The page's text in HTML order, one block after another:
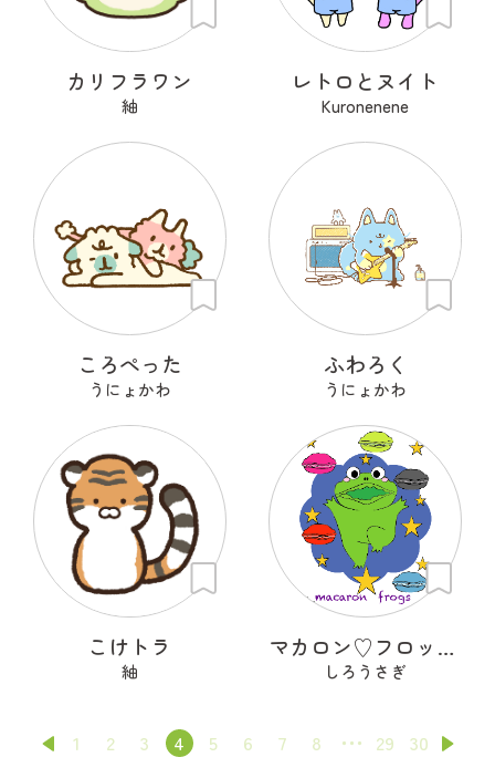
カリフラワン
紬
レトロとヌイト
Kuronenene
ころぺった
うにょかわ
ふわろく
うにょかわ
こけトラ
紬
マカロン♡フロッグズ
しろうさぎ
1 2 3 4 5 6 7 8 29 30